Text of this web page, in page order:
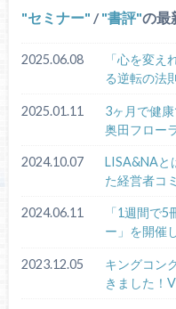
セミナー / 書評 の最
2025.06.08
「心を変
る逆転の法
2025.01.11
3ヶ月で健
奥田フロー
2024.10.07
LISA&NAと
た経営者コ
2024.06.11
「1週間で
ー」を開催
2023.12.05
キングコン
きました！